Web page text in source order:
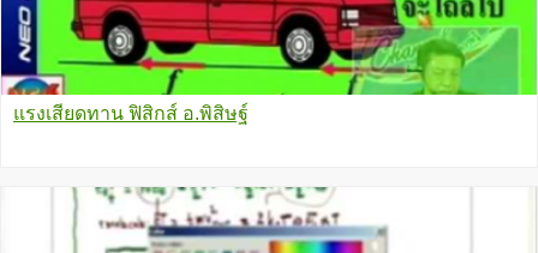
แรงเสียดทาน ฟิสิกส์ อ.พิสิษฐ์